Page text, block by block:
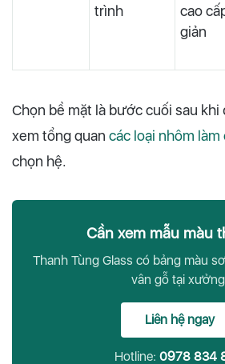
trình
cao
giản
Chọn bề mặt là bước cuối sau
xem tổng quan các loại nhôm làm
chọn hệ.
Cần xem mẫu màu
Thanh Tùng Glass có bảng màu
vân gỗ tại
Liên hệ ngay
Hotline: 0978 834